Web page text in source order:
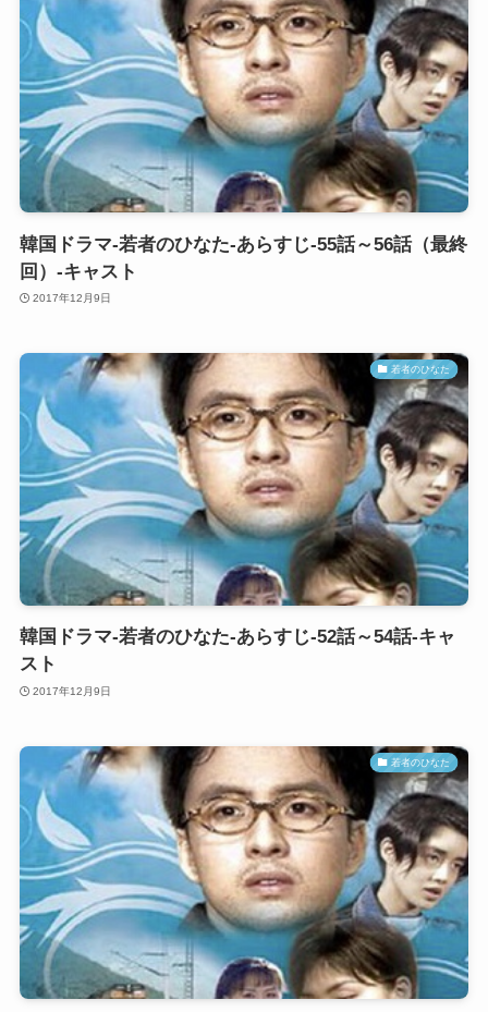
韓国ドラマ-若者のひなた-あらすじ-55話～56話（最終
回）-キャスト
2017年12月9日
若者のひなた
韓国ドラマ-若者のひなた-あらすじ-52話～54話-キャ
スト
2017年12月9日
若者のひなた